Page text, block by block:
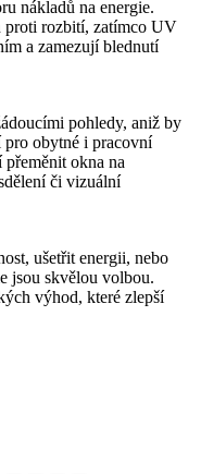
nákladů na energie.
proti rozbití, zatímco UV
a zamezují blednutí
pohledy, aniž by
pro obytné i pracovní
okna na
či vizuální
ušetřit energii, nebo
jsou skvělou volbou.
výhod, které zlepší